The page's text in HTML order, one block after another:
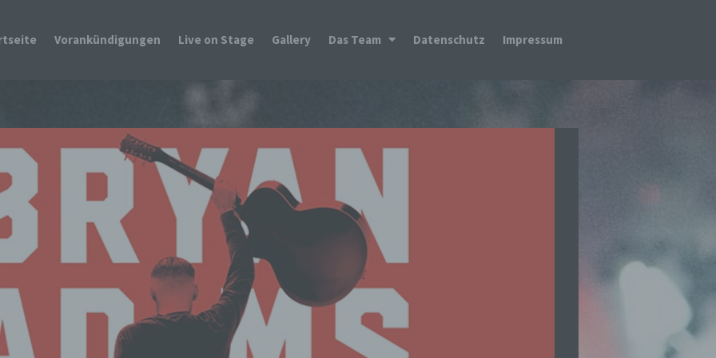
Vorankündigungen Live on Stage Gallery Das Team Datenschutz Impressum